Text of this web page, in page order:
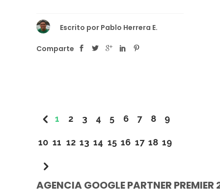
Escrito por Pablo Herrera E.
Comparte
1 2 3 4 5 6 7 8 9
10 11 12 13 14 15 16 17 18 19
AGENCIA GOOGLE PARTNER PREMIER